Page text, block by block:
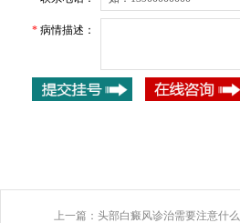
* 病情描述：
上一篇： 头部白癜风诊治需要注意什么